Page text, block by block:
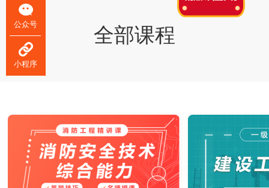
全部课程
公众号
小程序